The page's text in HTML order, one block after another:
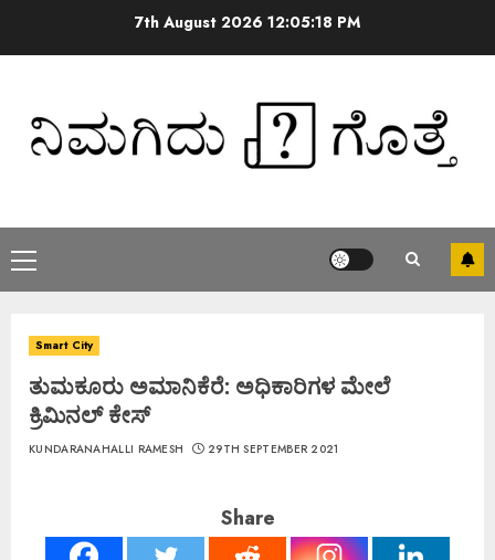
7th August 2026 12:05:18 PM
Smart City
ತುಮಕೂರು ಅಮಾನಿಕೆರೆ: ಅಧಿಕಾರಿಗಳ ಮೇಲೆ
ಕ್ರಿಮಿನಲ್ ಕೇಸ್
KUNDARANAHALLI RAMESH 29TH SEPTEMBER 2021
Share